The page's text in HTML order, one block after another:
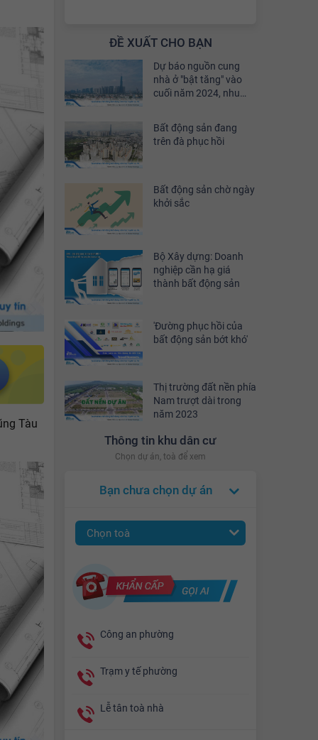
ĐỀ XUẤT CHO BẠN
Dự báo nguồn cung
nhà ở "bật tăng" vào
cuối năm 2024, nhu
khoảng 30%
Bất động sản đang
trên đà phục hồi
Bất động sản chờ ngày
khởi sắc
Bộ Xây dựng: Doanh
nghiệp cần hạ giá
thành bất động sản
'Đường phục hồi của
bất động sản bớt khó'
Thị trường đất nền phía
Nam trượt dài trong
năm 2023
Thông tin khu dân cư
Chọn dự án, toà để xem
Bạn chưa chọn dự án
Chọn toà
Công an phường
Trạm y tế phường
Lễ tân toà nhà
Tàu